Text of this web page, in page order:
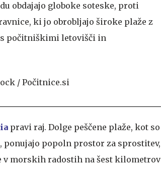
obdajajo globoke soteske, proti
ki jo obrobljajo široke plaže z
s počitniškimi letovišči in
pravi raj. Dolge peščene plaže, kot so
ponujajo popoln prostor za sprostitev,
v morskih radostih na šest kilometrov